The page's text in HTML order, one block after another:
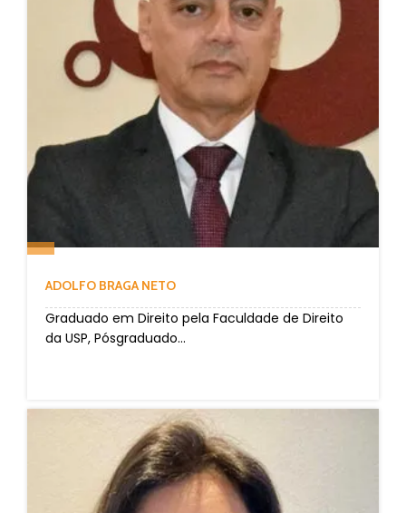
ADOLFO BRAGA NETO
Graduado em Direito pela Faculdade de Direito
da USP, Pósgraduado...